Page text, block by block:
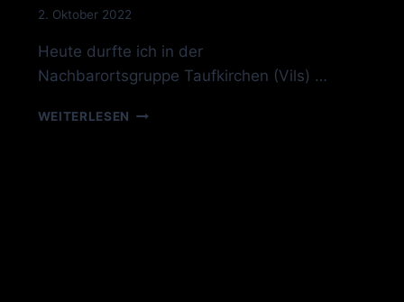
Von
2. Oktober 2022
Heute durfte ich in der
Nachbarortsgruppe Taufkirchen (Vils) …
WEITERLESEN IGP1